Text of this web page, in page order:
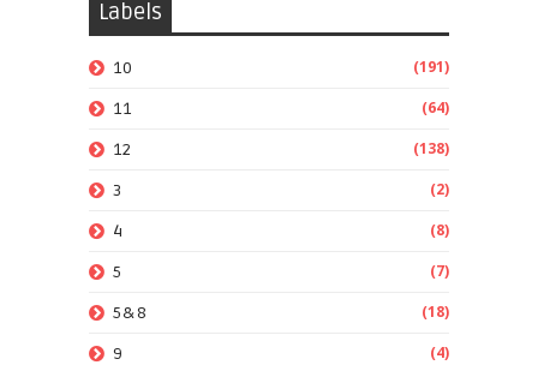
Labels
10 (191)
11 (64)
12 (138)
3 (2)
4 (8)
5 (7)
5&8 (18)
9 (4)